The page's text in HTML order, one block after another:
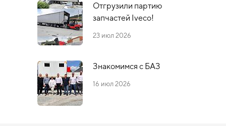
Отгрузили партию
запчастей Iveco!
23 июл 2026
Знакомимся с БАЗ
16 июл 2026